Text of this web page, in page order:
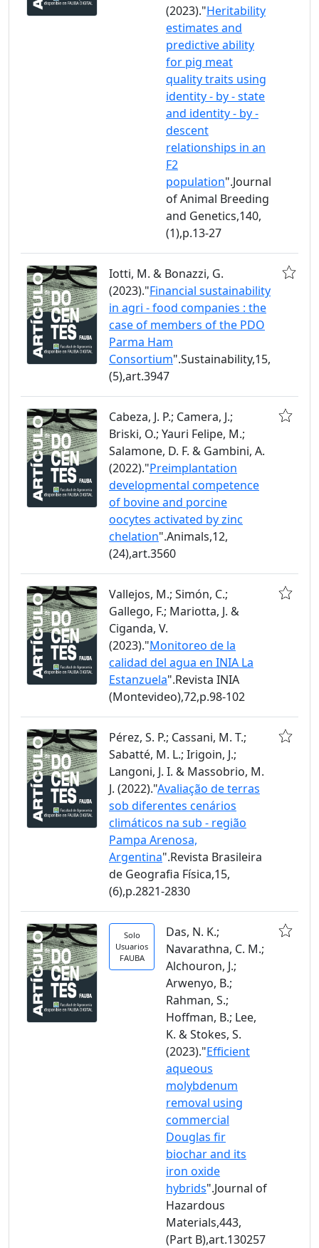
(2023)."Heritability
estimates and
predictive ability
for pig meat
quality traits using
identity - by - state
and identity - by -
descent
relationships in an
F2
population".Journal
of Animal Breeding
and Genetics,140,
(1),p.13-27
Iotti, M. & Bonazzi, G.
(2023)."Financial sustainability
in agri - food companies : the
case of members of the PDO
Parma Ham
Consortium".Sustainability,15,
(5),art.3947
Cabeza, J. P.; Camera, J.;
Briski, O.; Yauri Felipe, M.;
Salamone, D. F. & Gambini, A.
(2022)."Preimplantation
developmental competence
of bovine and porcine
oocytes activated by zinc
chelation".Animals,12,
(24),art.3560
Vallejos, M.; Simón, C.;
Gallego, F.; Mariotta, J. &
Ciganda, V.
(2023)."Monitoreo de la
calidad del agua en INIA La
Estanzuela".Revista INIA
(Montevideo),72,p.98-102
Pérez, S. P.; Cassani, M. T.;
Sabatté, M. L.; Irigoin, J.;
Langoni, J. I. & Massobrio, M.
J. (2022)."Avaliação de terras
sob diferentes cenários
climáticos na sub - região
Pampa Arenosa,
Argentina".Revista Brasileira
de Geografia Física,15,
(6),p.2821-2830
Solo
Usuarios
FAUBA
Das, N. K.;
Navarathna, C. M.;
Alchouron, J.;
Arwenyo, B.;
Rahman, S.;
Hoffman, B.; Lee,
K. & Stokes, S.
(2023)."Efficient
aqueous
molybdenum
removal using
commercial
Douglas fir
biochar and its
iron oxide
hybrids".Journal of
Hazardous
Materials,443,
(Part B),art.130257